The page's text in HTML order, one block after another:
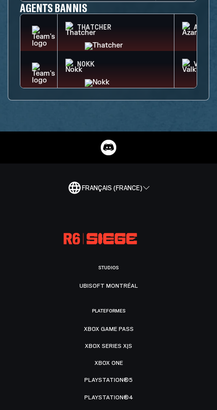
AGENTS BANNIS
THATCHER AZAMI
NOKK
FRANÇAIS (FRANCE)
STUDIOS
UBISOFT MONTRÉAL
PLATEFORMES
XBOX GAME PASS
XBOX SERIES X|S
XBOX ONE
PLAYSTATION®5
PLAYSTATION®4